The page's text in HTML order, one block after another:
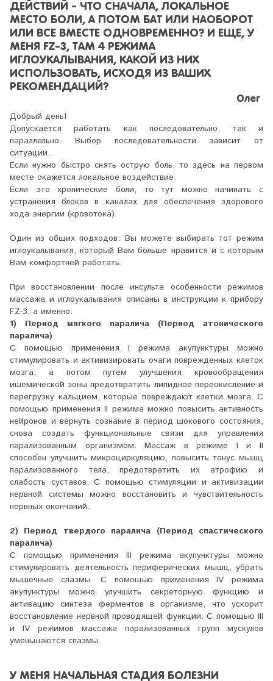
ДЕЙСТВИЙ - ЧТО СНАЧАЛА, ЛОКАЛЬНОЕ
МЕСТО БОЛИ, А ПОТОМ БАТ ИЛИ НАОБОРОТ
ИЛИ ВСЕ ВМЕСТЕ ОДНОВРЕМЕННО? И ЕЩЕ, У
МЕНЯ FZ-3, ТАМ 4 РЕЖИМА
ИГЛОУКАЛЫВАНИЯ, КАКОЙ ИЗ НИХ
ИСПОЛЬЗОВАТЬ, ИСХОДЯ ИЗ ВАШИХ
РЕКОМЕНДАЦИЙ?
Олег
Добрый день!
Допускается работать как последовательно, так и
параллельно. Выбор последовательности зависит от
ситуации.
Если нужно быстро снять острую боль, то здесь на первом
месте окажется локальное воздействие.
Если это хронические боли, то тут можно начинать с
устранения блоков в каналах для обеспечения здорового
хода энергии (кровотока).
Один из общих подходов: Вы можете выбирать тот режим
иглоукалывания, который Вам больше нравится и с которым
Вам комфортней работать.
При восстановлении после инсульта особенности режимов
массажа и иглоукалывания описаны в инструкции к прибору
FZ-3, а именно:
1) Период мягкого паралича (Период атонического
паралича)
С помощью применения I режима акупунктуры можно
стимулировать и активизировать очаги поврежденных клеток
мозга, а потом путем улучшения кровообращения
ишемической зоны предотвратить липидное переокисление и
перегрузку кальцием, которые повреждают клетки мозга. С
помощью применения II режима можно повысить активность
нейронов и вернуть сознание в период шокового состояния,
снова создать функциональные связи для управления
парализованным организмом. Массаж в режиме I и II
способен улучшить микроциркуляцию, повысить тонус мышц
парализованного тела, предотвратить их атрофию и
слабость суставов. С помощью стимуляции и активизации
нервной системы можно восстановить и чувствительность
нервных окончаний.
2) Период твердого паралича (Период спастического
паралича)
С помощью применения III режима акупунктуры можно
стимулировать деятельность периферических мышц, убрать
мышечные спазмы. С помощью применения IV режима
акупунктуры можно улучшить секреторную функцию и
активацию синтеза ферментов в организме, что ускорит
восстановление нервной проводящей функции. С помощью III
и IV режимов массажа парализованных групп мускулов
уменьшаются спазмы.
У МЕНЯ НАЧАЛЬНАЯ СТАДИЯ БОЛЕЗНИ